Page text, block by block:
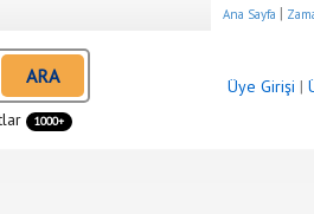
Ana Sayfa |
ARA
1000+
Üye Girişi |